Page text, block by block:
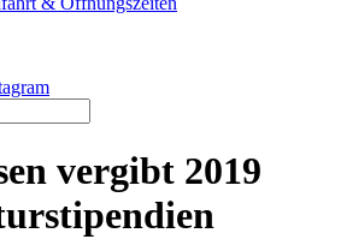
vergibt 2019